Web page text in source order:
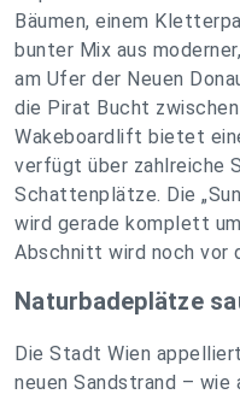
Bäumen, einem
bunter Mix aus
am Ufer der Neuen
die Pirat Bucht
Wakeboardlift bietet
verfügt über zahlreiche
Schattenplätze. Die
wird gerade komplett
Abschnitt wird noch vor
Naturbadeplätze
Die Stadt Wien
neuen Sandstrand –